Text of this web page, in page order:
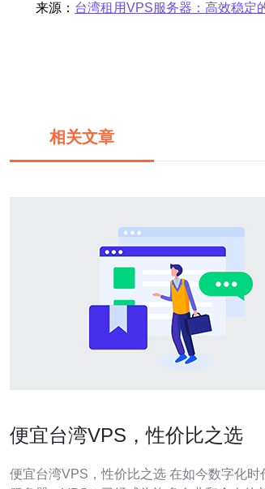
来源： 台湾租用VPS服务器：高效稳定
相关文章
便宜台湾VPS，性价比之选
便宜台湾VPS，性价比之选 在如今数字化时代，虚拟专用